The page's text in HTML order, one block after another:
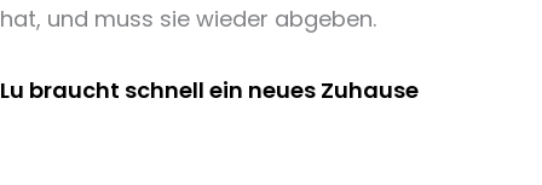
hat, und muss sie wieder abgeben.
Lu braucht schnell ein neues Zuhause